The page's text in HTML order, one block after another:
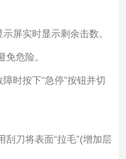
屏实时显示剩余击数。
危险。
时按下“急停”按钮并切
刀将表面“拉毛”(增加层